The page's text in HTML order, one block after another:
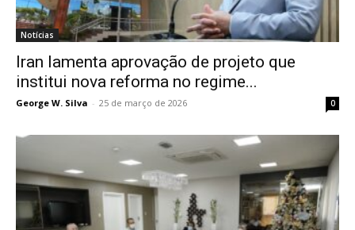
Notícias
Iran lamenta aprovação de projeto que
institui nova reforma no regime...
George W. Silva - 25 de março de 2026 0